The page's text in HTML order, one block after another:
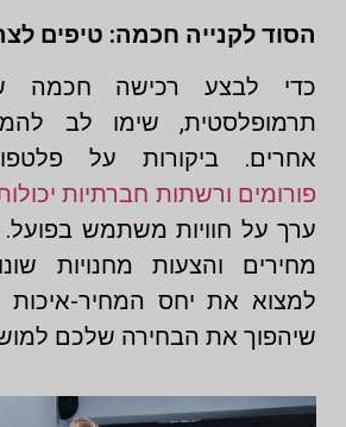
הסוד לקנייה חכמה: טיפים
כדי לבצע רכישה חכמה
תרמופלסטית, שימו לב
אחרים. ביקורות על
פורומים ורשתות חברתיות
ערך על חוויות משתמש בפועל.
מחירים והצעות מחנויות
למצוא את יחס המחיר-איכות
שיהפוך את הבחירה שלכם